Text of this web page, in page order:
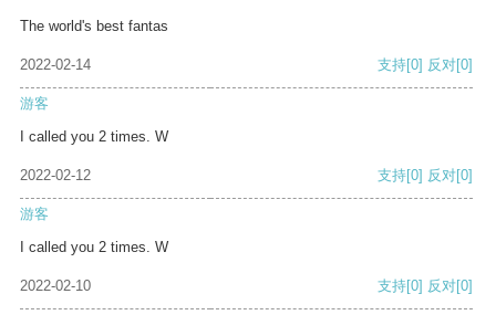
The world's best fantas
2022-02-14 支持[0] 反对[0]
游客
I called you 2 times. W
2022-02-12 支持[0] 反对[0]
游客
I called you 2 times. W
2022-02-10 支持[0] 反对[0]